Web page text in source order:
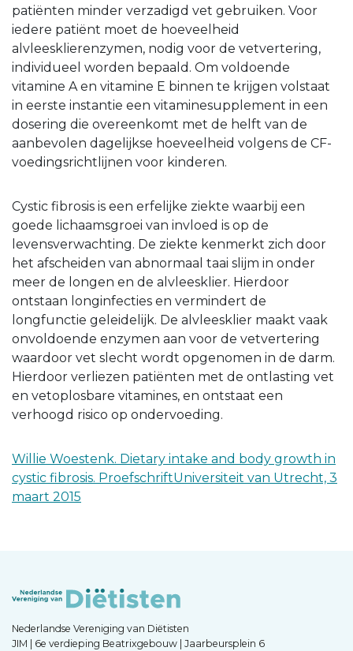
patiënten minder verzadigd vet gebruiken. Voor
iedere patiënt moet de hoeveelheid
alvleesklierenzymen, nodig voor de vetvertering,
individueel worden bepaald. Om voldoende
vitamine A en vitamine E binnen te krijgen volstaat
in eerste instantie een vitaminesupplement in een
dosering die overeenkomt met de helft van de
aanbevolen dagelijkse hoeveelheid volgens de CF-
voedingsrichtlijnen voor kinderen.
Cystic fibrosis is een erfelijke ziekte waarbij een
goede lichaamsgroei van invloed is op de
levensverwachting. De ziekte kenmerkt zich door
het afscheiden van abnormaal taai slijm in onder
meer de longen en de alvleesklier. Hierdoor
ontstaan longinfecties en vermindert de
longfunctie geleidelijk. De alvleesklier maakt vaak
onvoldoende enzymen aan voor de vetvertering
waardoor vet slecht wordt opgenomen in de darm.
Hierdoor verliezen patiënten met de ontlasting vet
en vetoplosbare vitamines, en ontstaat een
verhoogd risico op ondervoeding.
Willie Woestenk. Dietary intake and body growth in
cystic fibrosis. ProefschriftUniversiteit van Utrecht, 3
maart 2015
Nederlandse Vereniging van Diëtisten
JIM | 6e verdieping Beatrixgebouw | Jaarbeursplein 6